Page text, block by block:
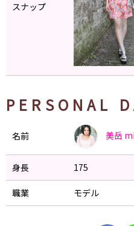
スナップ
PERSONAL
名前 美岳
身長 175
職業 モデル